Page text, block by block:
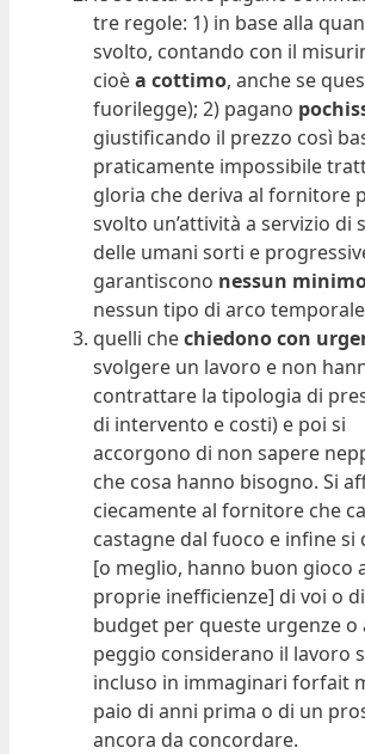
tre regole: 1) in base alla
svolto, contando con il
cioèa cottimo, anche se
fuorilegge); 2) pagano
giustificando il prezzo così
praticamente impossibile
gloria che deriva al fornitore
svolto un’attività a servizio di
delle umani sorti e
garantiscono nessun
nessun tipo di arco
quelli chechiedono con
svolgere un lavoro e non
contrattare la tipologia di
di intervento e costi) e poi si
accorgono di non sapere
che cosa hanno bisogno. Si
ciecamente al fornitore che
castagne dal fuoco e infine si
[o meglio, hanno buon gioco
proprie inefficienze] di voi o
budget per queste urgenze o
peggio considerano il lavoro
incluso in immaginari forfait
paio di anni prima o di un
ancora da concordare.